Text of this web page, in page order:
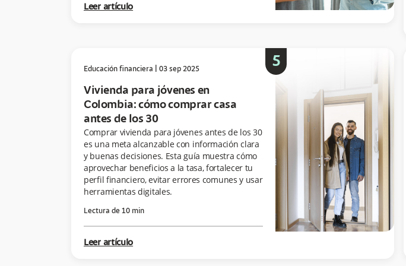
Leer artículo
Educación financiera 03 sep 2025
Vivienda para jóvenes en
Colombia: cómo comprar casa
antes de los 30
Comprar vivienda para jóvenes antes de los 30
es una meta alcanzable con información clara
y buenas decisiones. Esta guía muestra cómo
aprovechar beneficios a la tasa, fortalecer tu
perfil financiero, evitar errores comunes y usar
herramientas digitales.
Lectura de 10 min
Leer artículo
5